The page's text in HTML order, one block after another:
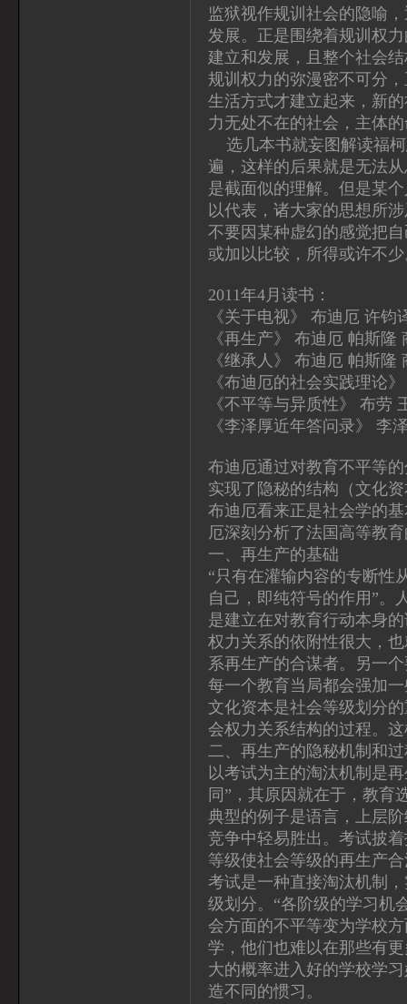
监狱视作规训社会的隐喻
发展。正是围绕着规训权
建立和发展，且整个社会
规训权力的弥漫密不可分
生活方式才建立起来，新
力无处不在的社会，主体
选几本书就妄图解读福柯
遍，这样的后果就是无法
是截面似的理解。但是某
以代表，诸大家的思想所
不要因某种虚幻的感觉把
或加以比较，所得或许不
2011年4月读书：
《关于电视》 布迪厄 许钧
《再生产》 布迪厄 帕斯隆
《继承人》 布迪厄 帕斯隆
《布迪厄的社会实践理论
《不平等与异质性》 布劳
《李泽厚近年答问录》 李
布迪厄通过对教育不平等
实现了隐秘的结构（文化
布迪厄看来正是社会学的
厄深刻分析了法国高等教
一、再生产的基础
“只有在灌输内容的专断性
自己，即纯符号的作用”。
是建立在对教育行动本身
权力关系的依附性很大，
系再生产的合谋者。另一
每一个教育当局都会强加
文化资本是社会等级划分
会权力关系结构的过程。
二、再生产的隐秘机制和
以考试为主的淘汰机制是
同”，其原因就在于，教育
典型的例子是语言，上层
竞争中轻易胜出。考试披
等级使社会等级的再生产
考试是一种直接淘汰机制
级划分。“各阶级的学习机
会方面的不平等变为学校
学，他们也难以在那些有
大的概率进入好的学校学
造不同的惯习。